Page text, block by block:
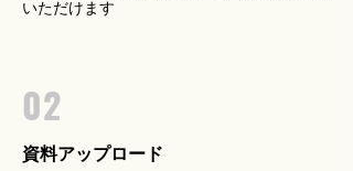
いただけます
02
資料アップロード